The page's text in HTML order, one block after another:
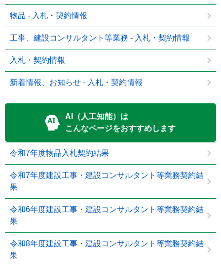
物品 - 入札・契約情報
工事、建設コンサルタント等業務 - 入札・契約情報
入札・契約情報
新着情報、お知らせ - 入札・契約情報
AI（人工知能）は
こんなページをおすすめします
令和7年度物品入札契約結果
令和7年度建設工事・建設コンサルタント等業務契約結
果
令和6年度建設工事・建設コンサルタント等業務契約結
果
令和8年度建設工事・建設コンサルタント等業務契約結
果